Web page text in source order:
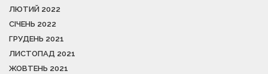
ЛЮТИЙ 2022
СІЧЕНЬ 2022
ГРУДЕНЬ 2021
ЛИСТОПАД 2021
ЖОВТЕНЬ 2021